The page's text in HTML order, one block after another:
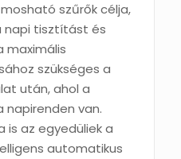
szűrők célja,
napi tisztítást és
maximális
szükséges a
után, ahol a
napirenden van.
is az egyedüliek a
automatikus